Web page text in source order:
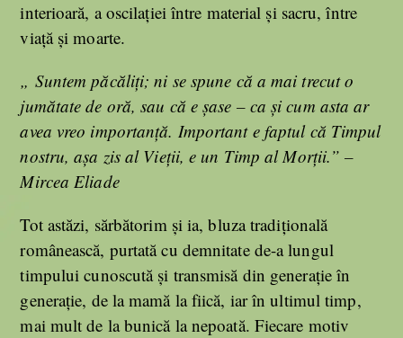
interioară, a oscilației între material și sacru, între
viață și moarte.
„ Suntem păcăliţi; ni se spune că a mai trecut o
jumătate de oră, sau că e şase – ca şi cum asta ar
avea vreo importanţă. Important e faptul că Timpul
nostru, aşa zis al Vieţii, e un Timp al Morţii.” –
Mircea Eliade
Tot astăzi, sărbătorim și ia, bluza tradițională
românească, purtată cu demnitate de-a lungul
timpului cunoscută și transmisă din generație în
generație, de la mamă la fiică, iar în ultimul timp,
mai mult de la bunică la nepoată. Fiecare motiv